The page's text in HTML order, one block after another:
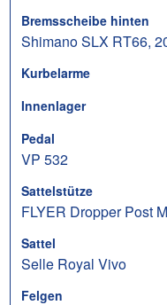
Bremsscheibe hinten
Shimano SLX RT66,
Kurbelarme
Innenlager
Pedal
VP 532
Sattelstütze
FLYER Dropper Post
Sattel
Selle Royal Vivo
Felgen